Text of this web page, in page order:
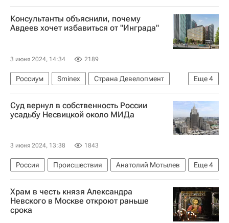
Консультанты объяснили, почему
Авдеев хочет избавиться от "Инграда"
3 июня 2024, 14:34 2189
Еще4
Россиум Sminex
Страна Девелопмент
Девелоперы
Сделки
Строительство
Роман Авдеев
Суд вернул в собственность России
усадьбу Несвицкой около МИДа
3 июня 2024, 13:38 1843
Еще4
Россия Происшествия
Анатолий Мотылев
Генеральная прокуратура РФ
Федеральное агентство по управлению государственным имуществом (Росимущество)
Федеральная служба государственной регистрации, кадастра и картографии (Росреестр)
Храм в честь князя Александра
Невского в Москве откроют раньше
срока